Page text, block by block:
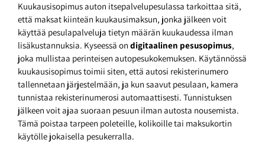
Kuukausisopimus auton itsepalvelupesulassa tarkoittaa sitä,
että maksat kiinteän kuukausimaksun, jonka jälkeen voit
käyttää pesulapalveluja tietyn määrän kuukaudessa ilman
lisäkustannuksia. Kyseessä on digitaalinen pesusopimus,
joka mullistaa perinteisen autopesukokemuksen. Käytännössä
kuukausisopimus toimii siten, että autosi rekisterinumero
tallennetaan järjestelmään, ja kun saavut pesulaan, kamera
tunnistaa rekisterinumerosi automaattisesti. Tunnistuksen
jälkeen voit ajaa suoraan pesuun ilman autosta nousemista.
Tämä poistaa tarpeen poleteille, kolikoille tai maksukortin
käytölle jokaisella pesukerralla.